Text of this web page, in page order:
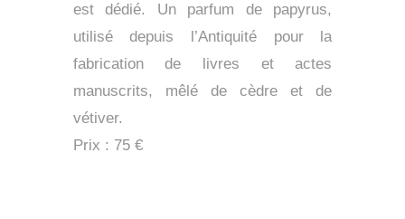
est dédié. Un parfum de papyrus,
utilisé depuis l’Antiquité pour la
fabrication de livres et actes
manuscrits, mêlé de cèdre et de
vétiver.
Prix : 75 €